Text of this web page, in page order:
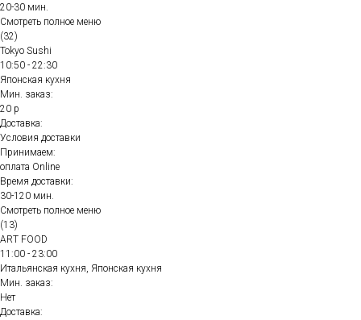
20-30 мин.
Смотреть полное меню
(32)
Tokyo Sushi
10:50 - 22:30
Японская кухня
Мин. заказ:
20 р
Доставка:
Условия доставки
Принимаем:
оплата Online
Время доставки:
30-120 мин.
Смотреть полное меню
(13)
ART FOOD
11:00 - 23:00
Итальянская кухня, Японская кухня
Мин. заказ:
Нет
Доставка: